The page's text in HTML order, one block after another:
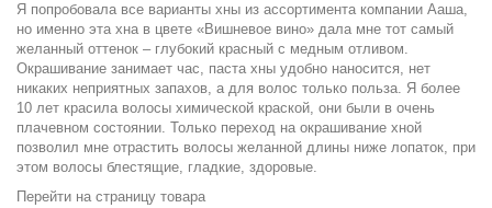
Я попробовала все варианты хны из ассортимента компании Ааша,
но именно эта хна в цвете «Вишневое вино» дала мне тот самый
желанный оттенок – глубокий красный с медным отливом.
Окрашивание занимает час, паста хны удобно наносится, нет
никаких неприятных запахов, а для волос только польза. Я более
10 лет красила волосы химической краской, они были в очень
плачевном состоянии. Только переход на окрашивание хной
позволил мне отрастить волосы желанной длины ниже лопаток, при
этом волосы блестящие, гладкие, здоровые.
Перейти на страницу товара